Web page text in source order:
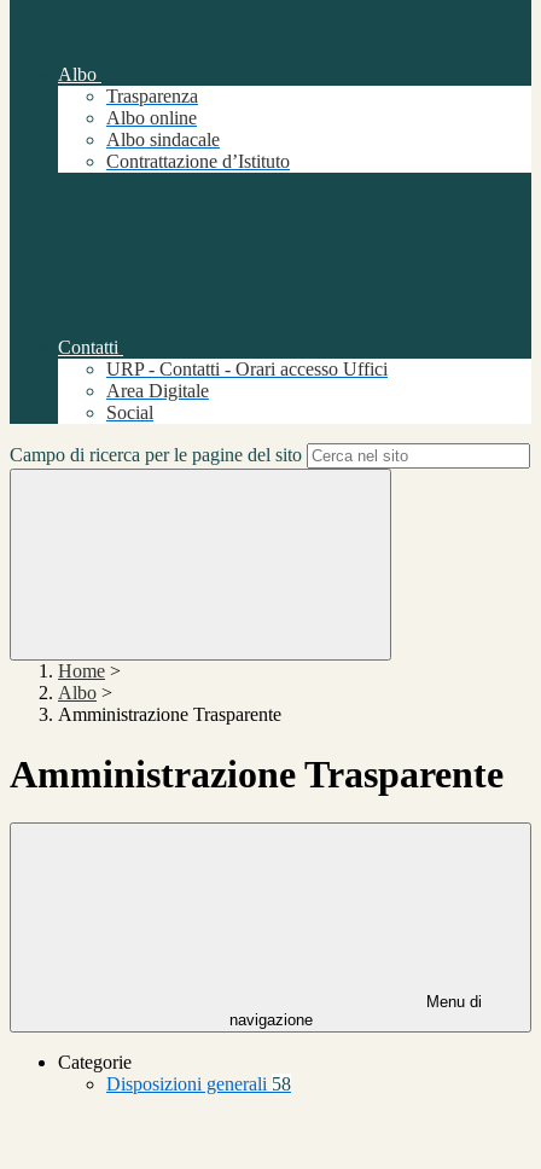
Albo
Trasparenza
Albo online
Albo sindacale
Contrattazione d’Istituto
Contatti
URP - Contatti - Orari accesso Uffici
Area Digitale
Social
Campo di ricerca per le pagine del sito
Home >
Albo >
Amministrazione Trasparente
Amministrazione Trasparente
Menu di
navigazione
Categorie
Disposizioni generali 58